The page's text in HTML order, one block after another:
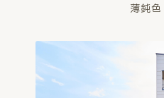
薄鈍